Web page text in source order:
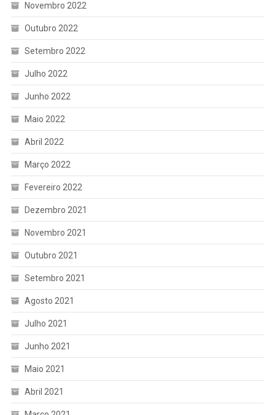
Novembro 2022
Outubro 2022
Setembro 2022
Julho 2022
Junho 2022
Maio 2022
Abril 2022
Março 2022
Fevereiro 2022
Dezembro 2021
Novembro 2021
Outubro 2021
Setembro 2021
Agosto 2021
Julho 2021
Junho 2021
Maio 2021
Abril 2021